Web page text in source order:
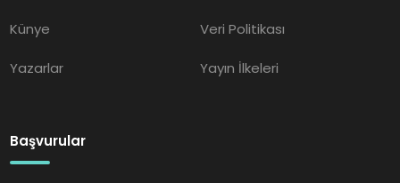
Künye
Yazarlar
Veri Politikası
Yayın İlkeleri
Başvurular